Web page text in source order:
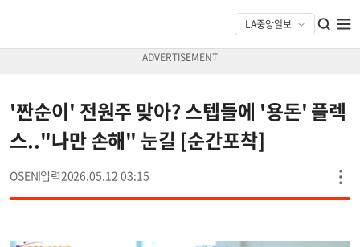
'짠순이' 전원주 맞아? 스텝들에 '용돈' 플렉
스.."나만 손해" 눈길 [순간포착]
OSEN 2026.05.12 03:15